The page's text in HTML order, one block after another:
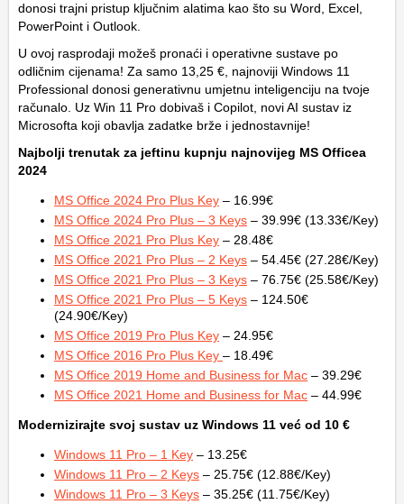
donosi trajni pristup ključnim alatima kao što su Word, Excel,
PowerPoint i Outlook.
U ovoj rasprodaji možeš pronaći i operativne sustave po
odličnim cijenama! Za samo 13,25 €, najnoviji Windows 11
Professional donosi generativnu umjetnu inteligenciju na tvoje
računalo. Uz Win 11 Pro dobivaš i Copilot, novi AI sustav iz
Microsofta koji obavlja zadatke brže i jednostavnije!
Najbolji trenutak za jeftinu kupnju najnovijeg MS Officea
2024
MS Office 2024 Pro Plus Key – 16.99€
MS Office 2024 Pro Plus – 3 Keys – 39.99€ (13.33€/Key)
MS Office 2021 Pro Plus Key – 28.48€
MS Office 2021 Pro Plus – 2 Keys – 54.45€ (27.28€/Key)
MS Office 2021 Pro Plus – 3 Keys – 76.75€ (25.58€/Key)
MS Office 2021 Pro Plus – 5 Keys – 124.50€
(24.90€/Key)
MS Office 2019 Pro Plus Key – 24.95€
MS Office 2016 Pro Plus Key – 18.49€
MS Office 2019 Home and Business for Mac – 39.29€
MS Office 2021 Home and Business for Mac – 44.99€
Modernizirajte svoj sustav uz Windows 11 već od 10 €
Windows 11 Pro – 1 Key – 13.25€
Windows 11 Pro – 2 Keys – 25.75€ (12.88€/Key)
Windows 11 Pro – 3 Keys – 35.25€ (11.75€/Key)